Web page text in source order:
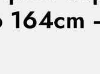
164cm